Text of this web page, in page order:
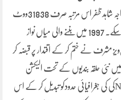
کر کامیابی حاصل کی پیپلز پارٹی کے راجہ شاہد ظفر اس مرتبہ صرف 31838ووٹ
بننے والی میاں نواز
مشرف نے ختم کر کے اقتدار پر قبضہ کر
پرویز مشرف نے 2002ء میں نئی حلقہ بندیوں کے تحت الیکشن
کروائے جن کے مطابق حلقہ NA-39کی کی جغرافیائی حدودکو تبدیل کر کے اس